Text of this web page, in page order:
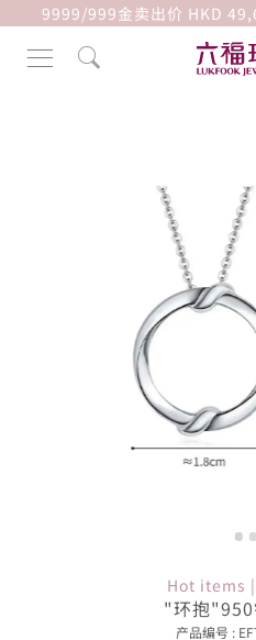
9999/999金卖出价 HKD
Hot items |
"环抱"950
产品编号 :